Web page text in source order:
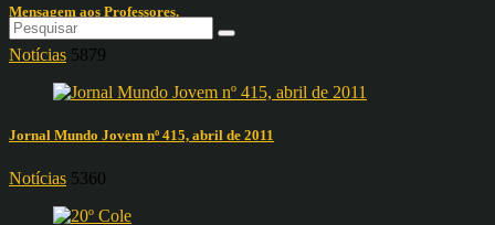
Mensagem aos Professores.
Notícias 5879
Jornal Mundo Jovem nº 415, abril de 2011
Notícias 5360